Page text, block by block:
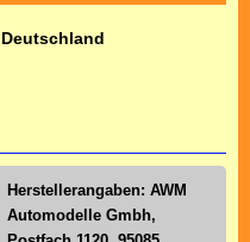
Herstellerangaben: AWM
Automodelle Gmbh,